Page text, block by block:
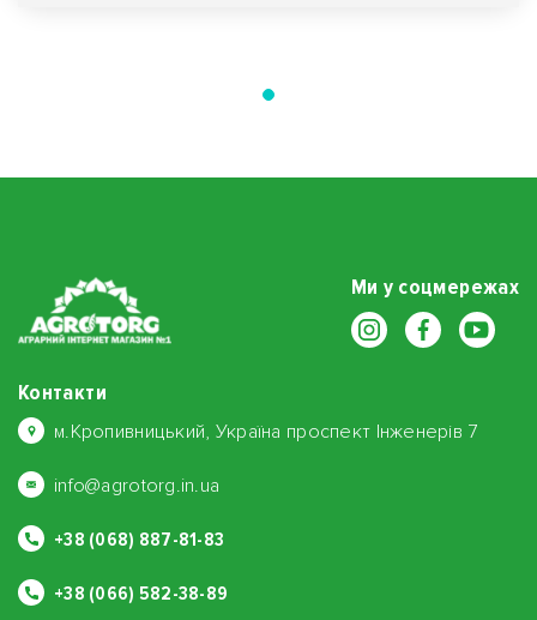
Ми у соцмережах
Контакти
м.Кропивницький, Україна проспект Інженерів 7
info@agrotorg.in.ua
+38 (068) 887-81-83
+38 (066) 582-38-89